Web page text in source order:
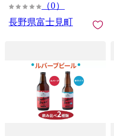
（0）
長野県富士見町